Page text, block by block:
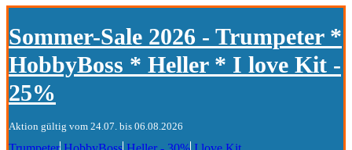
Sommer-Sale 2026 - Trumpeter *
HobbyBoss * Heller * I love Kit -
25%
Aktion gültig vom 24.07. bis 06.08.2026